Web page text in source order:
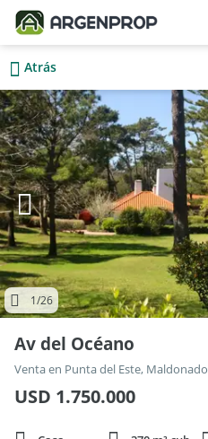
Atrás
1/26
Av del Océano
Venta en Punta del Este, Maldonado
USD 1.750.000